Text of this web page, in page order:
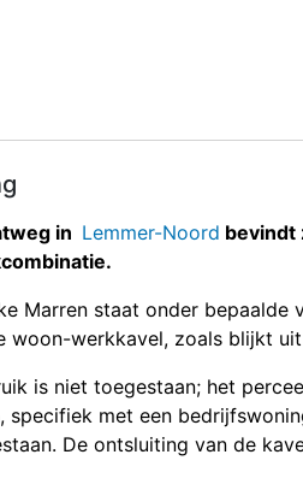
in Lemmer-Noord bevindt
Marren staat onder
woon-werkkavel, zoals blijkt
is niet toegestaan; het
specifiek met een
De ontsluiting van de